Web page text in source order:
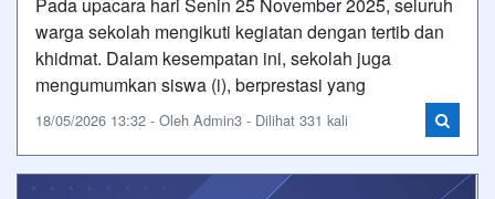
warga sekolah mengikuti kegiatan dengan tertib dan
khidmat. Dalam kesempatan ini, sekolah juga
mengumumkan siswa (i), berprestasi yang
18/05/2026 13:32 - Oleh Admin3 - Dilihat 331 kali